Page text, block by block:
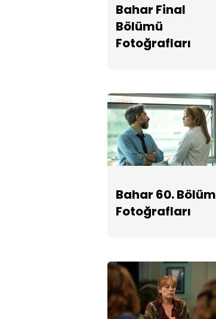
Bahar Final
Bölümü
Fotoğrafları
Bahar 60. Bölüm
Fotoğrafları